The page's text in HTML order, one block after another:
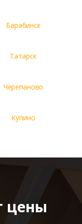
Барабинск
Татарск
Черепаново
Купино
цены